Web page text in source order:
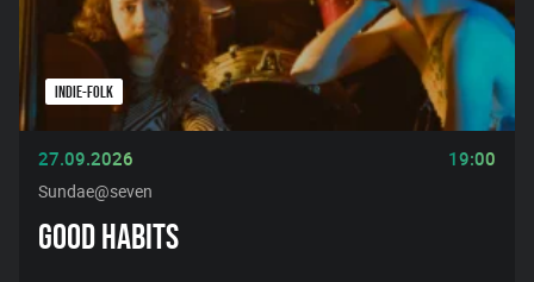
INDIE-FOLK
27.09.2026 19:00
Sundae@seven
GOOD HABITS